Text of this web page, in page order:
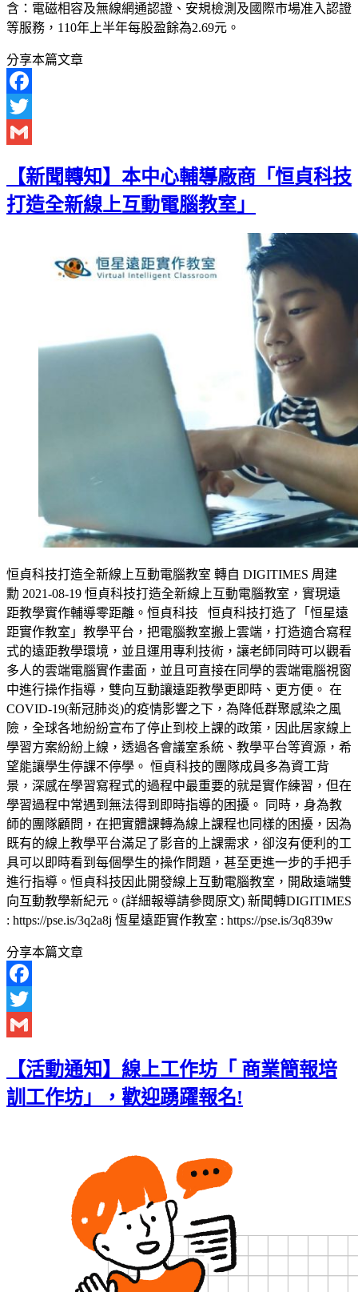
含：電磁相容及無線網通認證、安規檢測及國際市場准入認證
等服務，110年上半年每股盈餘為2.69元。
分享本篇文章
Facebook
Twitter
【新聞轉知】本中心輔導廠商「恒貞科技
打造全新線上互動電腦教室」
恒貞科技打造全新線上互動電腦教室 轉自 DIGITIMES 周建
勳 2021-08-19 恒貞科技打造全新線上互動電腦教室，實現遠
距教學實作輔導零距離。恒貞科技 恒貞科技打造了「恒星遠
距實作教室」教學平台，把電腦教室搬上雲端，打造適合寫程
式的遠距教學環境，並且運用專利技術，讓老師同時可以觀看
多人的雲端電腦實作畫面，並且可直接在同學的雲端電腦視窗
中進行操作指導，雙向互動讓遠距教學更即時、更方便。 在
COVID-19(新冠肺炎)的疫情影響之下，為降低群聚感染之風
險，全球各地紛紛宣布了停止到校上課的政策，因此居家線上
學習方案紛紛上線，透過各會議室系統、教學平台等資源，希
望能讓學生停課不停學。 恒貞科技的團隊成員多為資工背
景，深感在學習寫程式的過程中最重要的就是實作練習，但在
學習過程中常遇到無法得到即時指導的困擾。 同時，身為教
師的團隊顧問，在把實體課轉為線上課程也同樣的困擾，因為
既有的線上教學平台滿足了影音的上課需求，卻沒有便利的工
具可以即時看到每個學生的操作問題，甚至更進一步的手把手
進行指導。恒貞科技因此開發線上互動電腦教室，開啟遠端雙
向互動教學新紀元。(詳細報導請參閱原文) 新聞轉DIGITIMES
: https://pse.is/3q2a8j 恆星遠距實作教室 : https://pse.is/3q839w
分享本篇文章
Facebook
Twitter
【活動通知】線上工作坊「 商業簡報培
訓工作坊」，歡迎踴躍報名!